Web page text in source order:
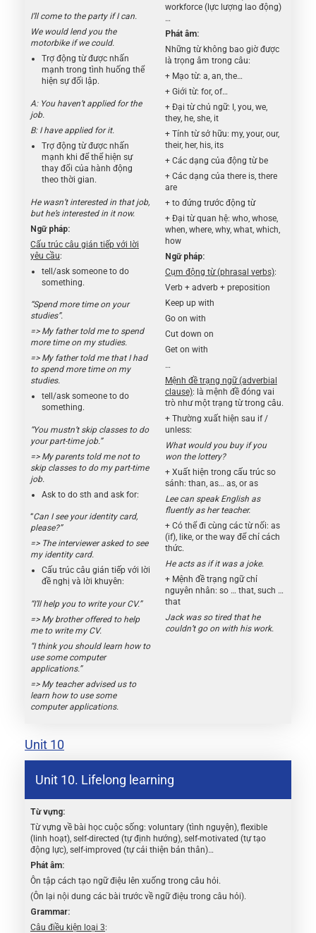
I’ll come to the party if I can.
We would lend you the
motorbike if we could.
Trợ động từ được nhấn
mạnh trong tình huống thể
hiện sự đối lập.
A: You haven’t applied for the
job.
B: I have applied for it.
Trợ động từ được nhấn
mạnh khi để thể hiện sự
thay đổi của hành động
theo thời gian.
He wasn’t interested in that job,
but he’s interested in it now.
Ngữ pháp:
Cấu trúc câu gián tiếp với lời
yêu cầu:
tell/ask someone to do
something.
“Spend more time on your
studies”.
=> My father told me to spend
more time on my studies.
=> My father told me that I had
to spend more time on my
studies.
tell/ask someone to do
something.
“You mustn’t skip classes to do
your part-time job.”
=> My parents told me not to
skip classes to do my part-time
job.
Ask to do sth and ask for:
“Can I see your identity card,
please?”
=> The interviewer asked to see
my identity card.
Cấu trúc câu gián tiếp với lời
đề nghị và lời khuyên:
“I’ll help you to write your CV.”
=> My brother offered to help
me to write my CV.
“I think you should learn how to
use some computer
applications.”
=> My teacher advised us to
learn how to use some
computer applications.
workforce (lực lượng lao động)
…
Phát âm:
Những từ không bao giờ được
là trọng âm trong câu:
+ Mạo từ: a, an, the…
+ Giới từ: for, of…
+ Đại từ chủ ngữ: I, you, we,
they, he, she, it
+ Tính từ sở hữu: my, your, our,
their, her, his, its
+ Các dạng của động từ be
+ Các dạng của there is, there
are
+ to đứng trước động từ
+ Đại từ quan hệ: who, whose,
when, where, why, what, which,
how
Ngữ pháp:
Cụm động từ (phrasal verbs):
Verb + adverb + preposition
Keep up with
Go on with
Cut down on
Get on with
…
Mệnh đề trạng ngữ (adverbial
clause): là mệnh đề đóng vai
trò như một trạng từ trong câu.
+ Thường xuất hiện sau if /
unless:
What would you buy if you
won the lottery?
+ Xuất hiện trong cấu trúc so
sánh: than, as… as, or as
Lee can speak English as
fluently as her teacher.
+ Có thể đi cùng các từ nối: as
(if), like, or the way để chỉ cách
thức.
He acts as if it was a joke.
+ Mệnh đề trạng ngữ chỉ
nguyên nhân: so … that, such …
that
Jack was so tired that he
couldn’t go on with his work.
Unit 10
Unit 10. Lifelong learning
Từ vựng:
Từ vựng về bài học cuộc sống: voluntary (tình nguyện), flexible
(linh hoạt), self-directed (tự định hướng), self-motivated (tự tạo
động lực), self-improved (tự cải thiện bản thân)…
Phát âm:
Ôn tập cách tạo ngữ điệu lên xuống trong câu hỏi.
(Ôn lại nội dung các bài trước về ngữ điệu trong câu hỏi).
Grammar:
Câu điều kiện loại 3: